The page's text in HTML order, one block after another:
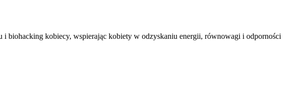
i biohacking kobiecy, wspierając kobiety w odzyskaniu energii, równowagi i odporności